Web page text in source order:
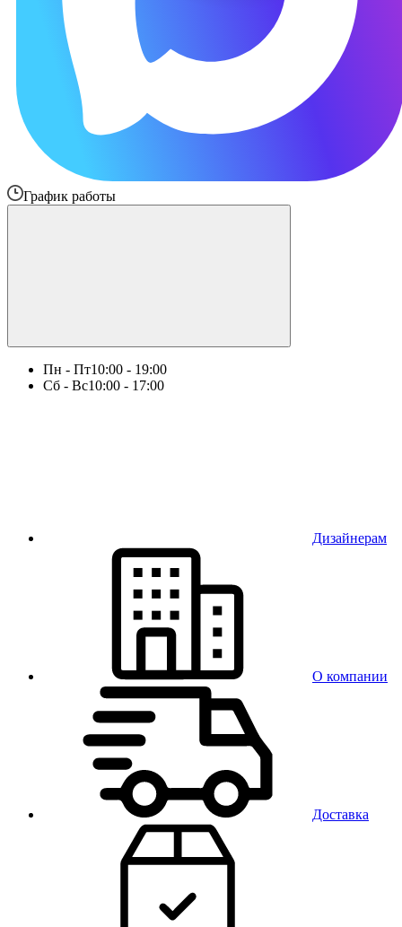
График работы
Пн - Пт10:00 - 19:00
Сб - Вс10:00 - 17:00
Дизайнерам
О компании
Доставка